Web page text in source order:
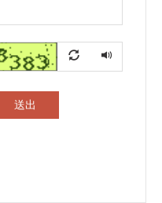
送出